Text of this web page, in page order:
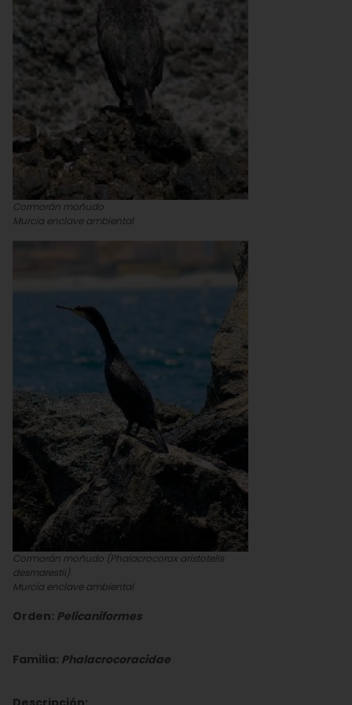
Cormorán moñudo
Murcia enclave ambiental
Cormorán moñudo (Phalacrocorax aristotelis
desmarestii)
Murcia enclave ambiental
Orden: Pelicaniformes
Familia: Phalacrocoracidae